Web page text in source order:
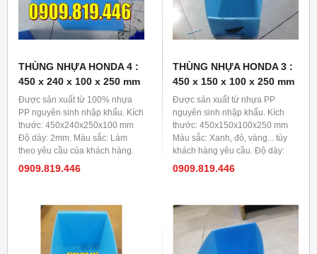
THÙNG NHỰA HONDA 4 :
450 x 240 x 100 x 250 mm
Được sản xuất từ 100% nhựa
PP nguyên sinh nhập khấu. Kích
thước: 450x240x250x100 mm
Độ dày: 2mm. Màu sắc: Làm
theo yêu cầu của khách hàng.
0909.819.446
THÙNG NHỰA HONDA 3 :
450 x 150 x 100 x 250 mm
Được sản xuất từ nhựa PP
nguyên sinh nhập khẩu. Kích
thước: 450x150x100x250 mm
Màu sắc: Xanh, đỏ, vàng... tùy
khách hàng yêu cầu. Độ dày:
2mm
0909.819.446